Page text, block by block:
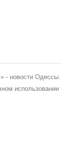
- новости Одессы.
использовании